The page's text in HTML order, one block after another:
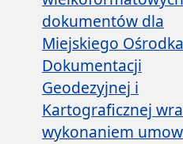
dokumentów dla
Miejskiego Ośrodka
Dokumentacji
Geodezyjnej i
Kartograficznej
wykonaniem